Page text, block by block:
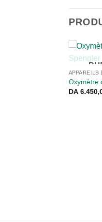
APPAREILS
Oxymètre
DA